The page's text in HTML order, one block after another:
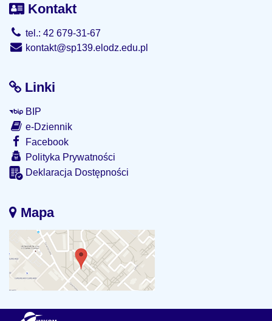
Kontakt
tel.: 42 679-31-67
kontakt@sp139.elodz.edu.pl
Linki
BIP
e-Dziennik
Facebook
Polityka Prywatności
Deklaracja Dostępności
Mapa